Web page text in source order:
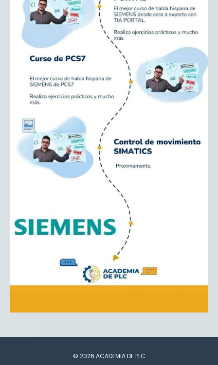
© 2026 ACADEMIA DE PLC